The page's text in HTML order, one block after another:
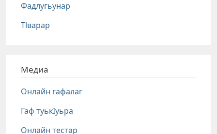
Фадлугьунар
Тlварар
Медиа
Онлайн гафалаг
Гаф туькIуьра
Онлайн тестар